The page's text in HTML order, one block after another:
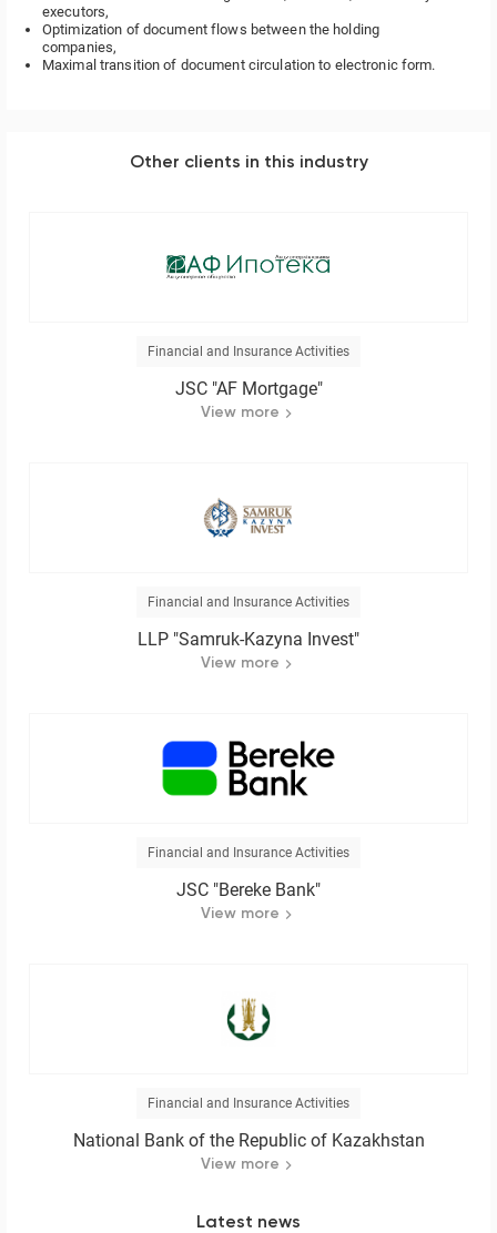
executors,
Optimization of document flows between the holding
companies,
Maximal transition of document circulation to electronic form.
Other clients in this industry
Financial and Insurance Activities
JSC "AF Mortgage"
View more
Financial and Insurance Activities
LLP "Samruk-Kazyna Invest"
View more
Financial and Insurance Activities
JSC "Bereke Bank"
View more
Financial and Insurance Activities
National Bank of the Republic of Kazakhstan
View more
Latest news